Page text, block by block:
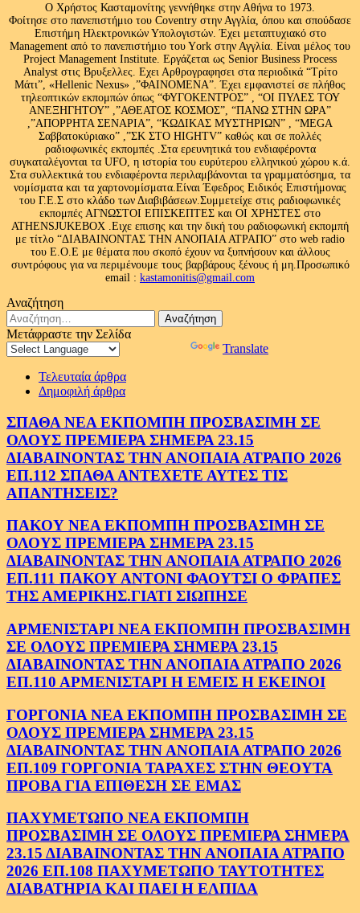
Ο Χρήστος Κασταμονίτης γεννήθηκε στην Αθήνα το 1973.
Φοίτησε στο πανεπιστήμιο του Coventry στην Αγγλία, όπου και σπούδασε
Επιστήμη Ηλεκτρονικών Υπολογιστών. Έχει μεταπτυχιακό στο
Management από το πανεπιστήμιο του Υork στην Αγγλία. Είναι μέλος του
Project Management Institute. Εργάζεται ως Senior Business Process
Analyst στις Βρυξελλες. Εχει Αρθρογραφησει στα περιοδικά “Τρίτο
Μάτι”, «Hellenic Nexus» ,”ΦΑΙΝΟΜΕΝΑ”. Έχει εμφανιστεί σε πλήθος
τηλεοπτικών εκπομπών όπως “ΦΥΓΟΚΕΝΤΡΟΣ” , “ΟΙ ΠΥΛΕΣ ΤΟΥ
ΑΝΕΞΗΓΗΤΟΥ” ,”ΑΘΕΑΤΟΣ ΚΟΣΜΟΣ”, “ΠΑΝΩ ΣΤΗΝ ΩΡΑ”
,”ΑΠΟΡΡΗΤΑ ΣΕΝΑΡΙΑ”, “ΚΩΔΙΚΑΣ ΜΥΣΤΗΡΙΩΝ” , “MEGA
Σαββατοκύριακο” ,”ΣΚ ΣΤΟ HIGHTV” καθώς και σε πολλές
ραδιοφωνικές εκπομπές .Στα ερευνητικά του ενδιαφέροντα
συγκαταλέγονται τα UFO, η ιστορία του ευρύτερου ελληνικού χώρου κ.ά.
Στα συλλεκτικά του ενδιαφέροντα περιλαμβάνονται τα γραμματόσημα, τα
νομίσματα και τα χαρτονομίσματα.Είναι Έφεδρος Ειδικός Επιστήμονας
του Γ.Ε.Σ στο κλάδο των Διαβιβάσεων.Συμμετείχε στις ραδιοφωνικές
εκπομπές ΑΓΝΩΣΤΟΙ ΕΠΙΣΚΕΠΤΕΣ και ΟΙ ΧΡΗΣΤΕΣ στο
ATHENSJUKEBOX .Ειχε επισης και την δική του ραδιοφωνική εκπομπή
με τίτλο “ΔΙΑΒΑΙΝΟΝΤΑΣ ΤΗΝ ΑΝΟΠΑΙΑ ΑΤΡΑΠΟ” στο web radio
του Ε.Ο.Ε με θέματα που σκοπό έχουν να ξυπνήσουν και άλλους
συντρόφους για να περιμένουμε τους βαρβάρους ξένους ή μη.Προσωπικό
email : kastamonitis@gmail.com
Αναζήτηση
Αναζήτηση
για:
Μετάφραστε την Σελίδα
Translate
Τελευταία άρθρα
Δημοφιλή άρθρα
ΣΠΑΘΑ ΝΕΑ ΕΚΠΟΜΠΗ ΠΡΟΣΒΑΣΙΜΗ ΣΕ
ΟΛΟΥΣ ΠΡΕΜΙΕΡΑ ΣΗΜΕΡΑ 23.15
ΔΙΑΒΑΙΝΟΝΤΑΣ ΤΗΝ ΑΝΟΠΑΙΑ ΑΤΡΑΠΟ 2026
ΕΠ.112 ΣΠΑΘΑ ΑΝΤΕΧΕΤΕ ΑΥΤΕΣ ΤΙΣ
ΑΠΑΝΤΗΣΕΙΣ?
ΠΑΚΟΥ ΝΕΑ ΕΚΠΟΜΠΗ ΠΡΟΣΒΑΣΙΜΗ ΣΕ
ΟΛΟΥΣ ΠΡΕΜΙΕΡΑ ΣΗΜΕΡΑ 23.15
ΔΙΑΒΑΙΝΟΝΤΑΣ ΤΗΝ ΑΝΟΠΑΙΑ ΑΤΡΑΠΟ 2026
ΕΠ.111 ΠΑΚΟΥ ΑΝΤΟΝΙ ΦΑΟΥΤΣΙ Ο ΦΡΑΠΕΣ
ΤΗΣ ΑΜΕΡΙΚΗΣ.ΓΙΑΤΙ ΣΙΩΠΗΣΕ
ΑΡΜΕΝΙΣΤΑΡΙ ΝΕΑ ΕΚΠΟΜΠΗ ΠΡΟΣΒΑΣΙΜΗ
ΣΕ ΟΛΟΥΣ ΠΡΕΜΙΕΡΑ ΣΗΜΕΡΑ 23.15
ΔΙΑΒΑΙΝΟΝΤΑΣ ΤΗΝ ΑΝΟΠΑΙΑ ΑΤΡΑΠΟ 2026
ΕΠ.110 ΑΡΜΕΝΙΣΤΑΡΙ Η ΕΜΕΙΣ Η ΕΚΕΙΝΟΙ
ΓΟΡΓΟΝΙΑ ΝΕΑ ΕΚΠΟΜΠΗ ΠΡΟΣΒΑΣΙΜΗ ΣΕ
ΟΛΟΥΣ ΠΡΕΜΙΕΡΑ ΣΗΜΕΡΑ 23.15
ΔΙΑΒΑΙΝΟΝΤΑΣ ΤΗΝ ΑΝΟΠΑΙΑ ΑΤΡΑΠΟ 2026
ΕΠ.109 ΓΟΡΓΟΝΙΑ ΤΑΡΑΧΕΣ ΣΤΗΝ ΘΕΟΥΤΑ
ΠΡΟΒΑ ΓΙΑ ΕΠΙΘΕΣΗ ΣΕ ΕΜΑΣ
ΠΑΧΥΜΕΤΩΠΟ ΝΕΑ ΕΚΠΟΜΠΗ
ΠΡΟΣΒΑΣΙΜΗ ΣΕ ΟΛΟΥΣ ΠΡΕΜΙΕΡΑ ΣΗΜΕΡΑ
23.15 ΔΙΑΒΑΙΝΟΝΤΑΣ ΤΗΝ ΑΝΟΠΑΙΑ ΑΤΡΑΠΟ
2026 ΕΠ.108 ΠΑΧΥΜΕΤΩΠΟ ΤΑΥΤΟΤΗΤΕΣ
ΔΙΑΒΑΤΗΡΙΑ ΚΑΙ ΠΑΕΙ Η ΕΛΠΙΔΑ